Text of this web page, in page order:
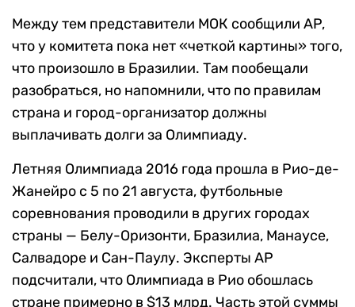
Между тем представители МОК сообщили AP,
что у комитета пока нет «четкой картины» того,
что произошло в Бразилии. Там пообещали
разобраться, но напомнили, что по правилам
страна и город-организатор должны
выплачивать долги за Олимпиаду.
Летняя Олимпиада 2016 года прошла в Рио-де-
Жанейро с 5 по 21 августа, футбольные
соревнования проводили в других городах
страны — Белу-Оризонти, Бразилиа, Манаусе,
Салвадоре и Сан-Паулу. Эксперты AP
подсчитали, что Олимпиада в Рио обошлась
стране примерно в $13 млрд. Часть этой суммы